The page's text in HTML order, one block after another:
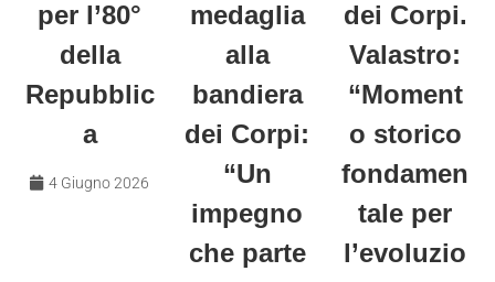
per l’80°
della
Repubblic
a
4 Giugno 2026
medaglia
alla
bandiera
dei Corpi:
“Un
impegno
che parte
dei Corpi.
Valastro:
“Moment
o storico
fondamen
tale per
l’evoluzio